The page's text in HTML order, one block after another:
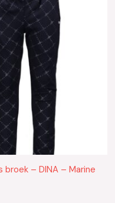
broek – DINA – Marine